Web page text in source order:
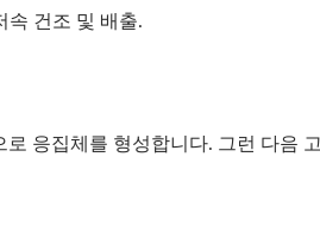
속 건조 및 배출.
응집체를 형성합니다. 그런 다음